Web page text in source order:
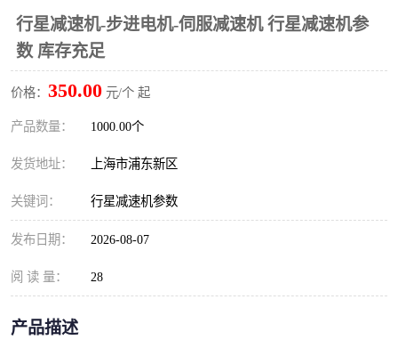
行星减速机-步进电机-伺服减速机 行星减速机参
数 库存充足
价格： 350.00 元/个 起
产品数量： 1000.00个
发货地址： 上海市浦东新区
关键词： 行星减速机参数
发布日期： 2026-08-07
阅 读 量： 28
产品描述